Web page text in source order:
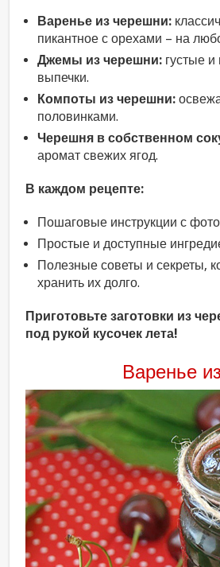
Варенье из черешни:
пикантное с орехами – на
Джемы из черешни:густые и
выпечки.
Компоты из черешни:
половинками.
Черешня в собственном
аромат свежих ягод.
В каждом рецепте:
Пошаговые инструкции с
Простые и доступные
Полезные советы и секреты,
хранить их долго.
Приготовьте заготовки из
под рукой кусочек лета!
Варенье